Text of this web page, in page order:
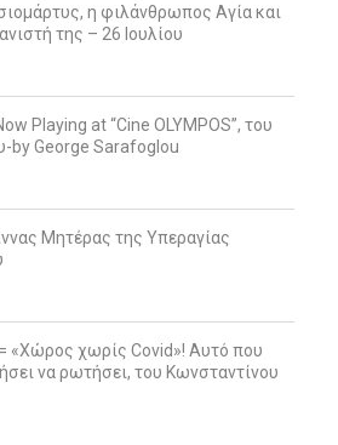
η φιλάνθρωπος Αγία και
της – 26 Ιουλίου
Playing at “Cine OLYMPOS”, του
by George Sarafoglou
Μητέρας της Υπεραγίας
«Χώρος χωρίς Covid»! Αυτό που
να ρωτήσει, του Κωνσταντίνου